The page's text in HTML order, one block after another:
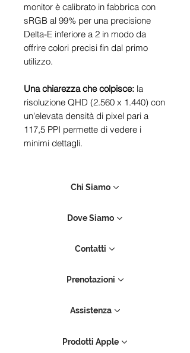
monitor è calibrato in fabbrica con
sRGB al 99% per una precisione
Delta-E inferiore a 2 in modo da
offrire colori precisi fin dal primo
utilizzo.
Una chiarezza che colpisce: la
risoluzione QHD (2.560 x 1.440) con
un'elevata densità di pixel pari a
117,5 PPI permette di vedere i
minimi dettagli.
Chi Siamo
Dove Siamo
Contatti
Prenotazioni
Assistenza
Prodotti Apple